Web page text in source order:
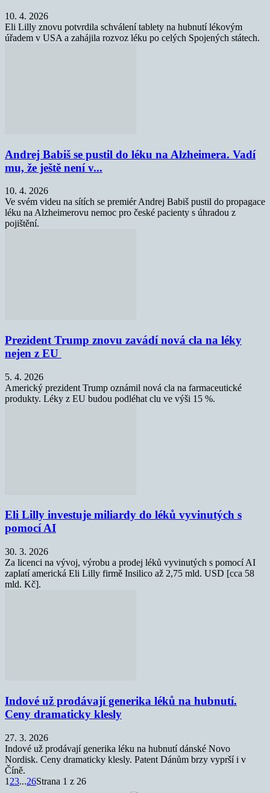
10. 4. 2026
Eli Lilly znovu potvrdila schválení tablety na hubnutí lékovým
úřadem v USA a zahájila rozvoz léku po celých Spojených státech.
Andrej Babiš se pustil do léku na Alzheimera. Vadí
mu, že ještě není v...
10. 4. 2026
Ve svém videu na sítích se premiér Andrej Babiš pustil do propagace
léku na Alzheimerovu nemoc pro české pacienty s úhradou z
pojištění.
Prezident Trump znovu zavádí nová cla na léky
nejen z EU
5. 4. 2026
Americký prezident Trump oznámil nová cla na farmaceutické
produkty. Léky z EU budou podléhat clu ve výši 15 %.
Eli Lilly investuje miliardy do léků vyvinutých s
pomocí AI
30. 3. 2026
Za licenci na vývoj, výrobu a prodej léků vyvinutých s pomocí AI
zaplatí americká Eli Lilly firmě Insilico až 2,75 mld. USD [cca 58
mld. Kč].
Indové už prodávají generika léků na hubnutí.
Ceny dramaticky klesly
27. 3. 2026
Indové už prodávají generika léku na hubnutí dánské Novo
Nordisk. Ceny dramaticky klesly. Patent Dánům brzy vyprší i v
Číně.
1 23...26Strana 1 z 26